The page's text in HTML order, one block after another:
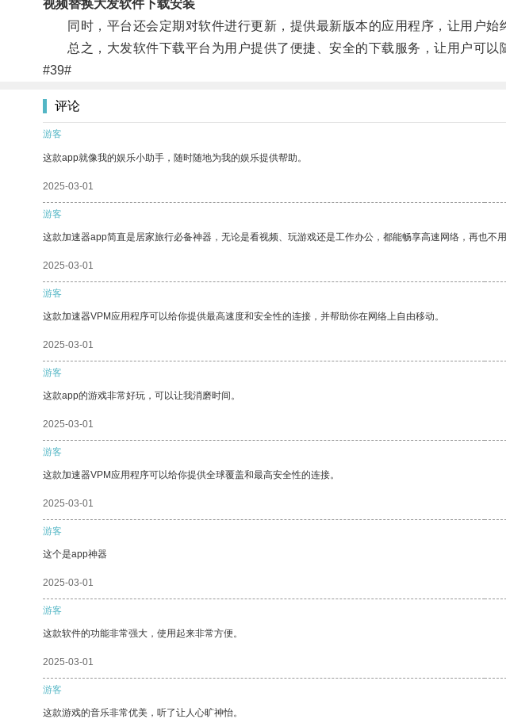
视频替换大发软件下载安装
同时，平台还会定期对软件进行更新，提供最新版本的应用程序，让用户始
总之，大发软件下载平台为用户提供了便捷、安全的下载服务，让用户可以
#39#
评论
游客
这款app就像我的娱乐小助手，随时随地为我的娱乐提供帮助。
2025-03-01
游客
这款加速器app简直是居家旅行必备神器，无论是看视频、玩游戏还是工作办公，都能畅享高速网络，再也
2025-03-01
游客
这款加速器VPM应用程序可以给你提供最高速度和安全性的连接，并帮助你在网络上自由移动。
2025-03-01
游客
这款app的游戏非常好玩，可以让我消磨时间。
2025-03-01
游客
这款加速器VPM应用程序可以给你提供全球覆盖和最高安全性的连接。
2025-03-01
游客
这个是app神器
2025-03-01
游客
这款软件的功能非常强大，使用起来非常方便。
2025-03-01
游客
这款游戏的音乐非常优美，听了让人心旷神怡。